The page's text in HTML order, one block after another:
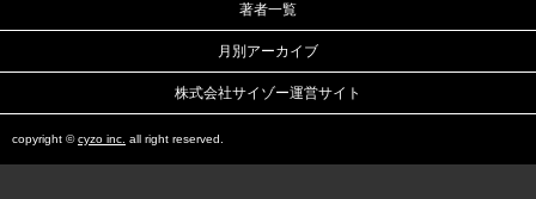
著者一覧
月別アーカイブ
株式会社サイゾー運営サイト
copyright ©cyzo inc. all right reserved.